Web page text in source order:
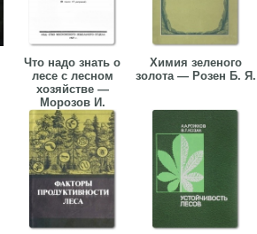
Что надо знать о
лесе с лесном
хозяйстве —
Морозов И.
Химия зеленого
золота — Розен Б. Я.